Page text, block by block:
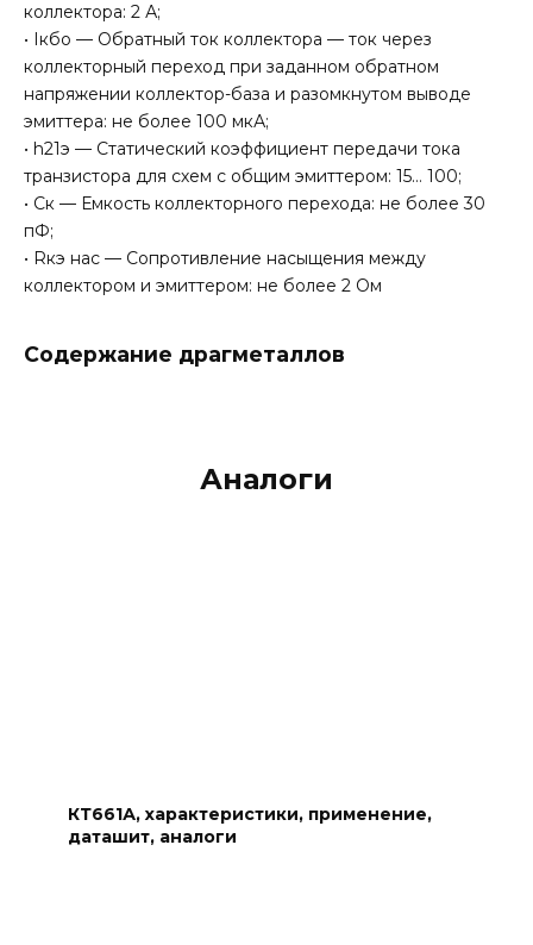
коллектора: 2 А;
• Iкбо — Обратный ток коллектора — ток через
коллекторный переход при заданном обратном
напряжении коллектор-база и разомкнутом выводе
эмиттера: не более 100 мкА;
• h21э — Статический коэффициент передачи тока
транзистора для схем с общим эмиттером: 15… 100;
• Ск — Емкость коллекторного перехода: не более 30
пФ;
• Rкэ нас — Сопротивление насыщения между
коллектором и эмиттером: не более 2 Ом
Содержание драгметаллов
Аналоги
КТ661А, характеристики, применение,
даташит, аналоги